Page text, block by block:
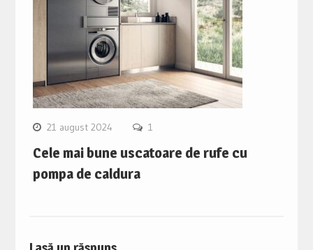
21 august 2024 1
Cele mai bune uscatoare de rufe cu
pompa de caldura